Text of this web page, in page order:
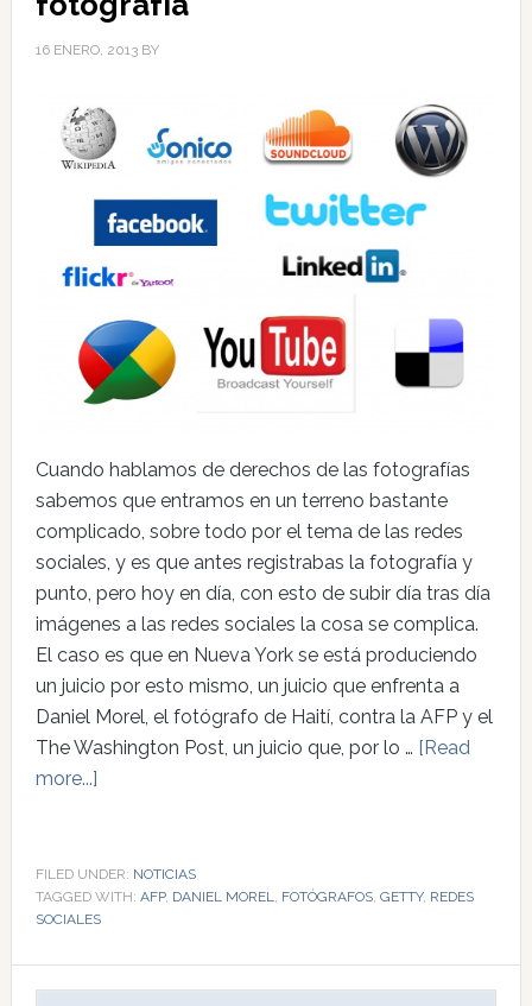
16 ENERO, 2013BY
Cuando hablamos de derechos de las fotografías
sabemos que entramos en un terreno bastante
complicado, sobre todo por el tema de las redes
sociales, y es que antes registrabas la fotografía y
punto, pero hoy en día, con esto de subir día tras día
imágenes a las redes sociales la cosa se complica.
El caso es que en Nueva York se está produciendo
un juicio por esto mismo, un juicio que enfrenta a
Daniel Morel, el fotógrafo de Haití, contra la AFP y el
The Washington Post, un juicio que, por lo … [Read
more...]
FILED UNDER: NOTICIAS
TAGGED WITH: AFP, DANIEL MOREL, FOTÓGRAFOS, GETTY, REDES
SOCIALES